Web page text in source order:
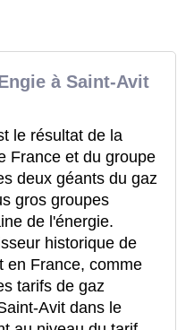
à Saint-Avit
le résultat de la
France et du groupe
deux géants du gaz
gros groupes
de l'énergie.
historique de
en France, comme
tarifs de gaz
Avit dans le